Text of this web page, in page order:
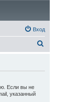
Вход
Если вы не
указанный